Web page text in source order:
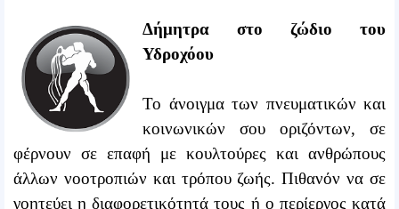
Δήμητρα στο ζώδιο του
Υδροχόου
Το άνοιγμα των πνευματικών και
κοινωνικών σου οριζόντων, σε
φέρνουν σε επαφή με κουλτούρες και ανθρώπους
άλλων νοοτροπιών και τρόπου ζωής. Πιθανόν να σε
γοητεύει η διαφορετικότητά τους ή ο περίεργος κατά